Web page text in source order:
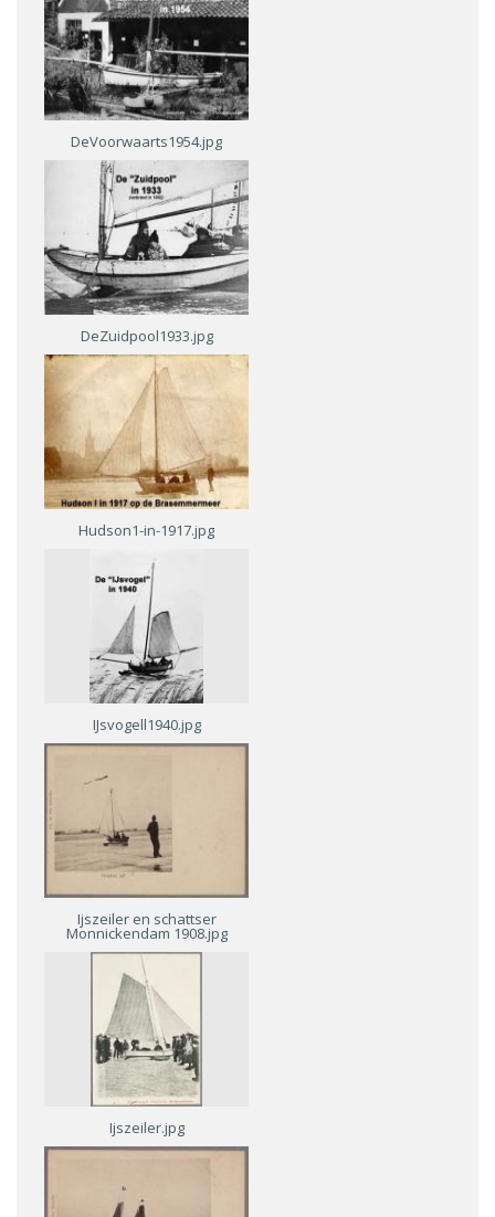
DeVoorwaarts1954.jpg
DeZuidpool1933.jpg
Hudson1-in-1917.jpg
IJsvogell1940.jpg
Ijszeiler en schattser
Monnickendam 1908.jpg
Ijszeiler.jpg